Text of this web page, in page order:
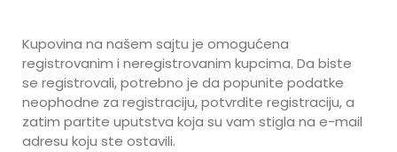
Kupovina na našem sajtu je omogućena
registrovanim i neregistrovanim kupcima. Da biste
se registrovali, potrebno je da popunite podatke
neophodne za registraciju, potvrdite registraciju, a
zatim partite uputstva koja su vam stigla na e-mail
adresu koju ste ostavili.